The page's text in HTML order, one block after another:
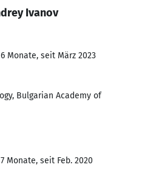
Ivanov
Monate, seit März 2023
Bulgarian Academy of
Monate, seit Feb. 2020